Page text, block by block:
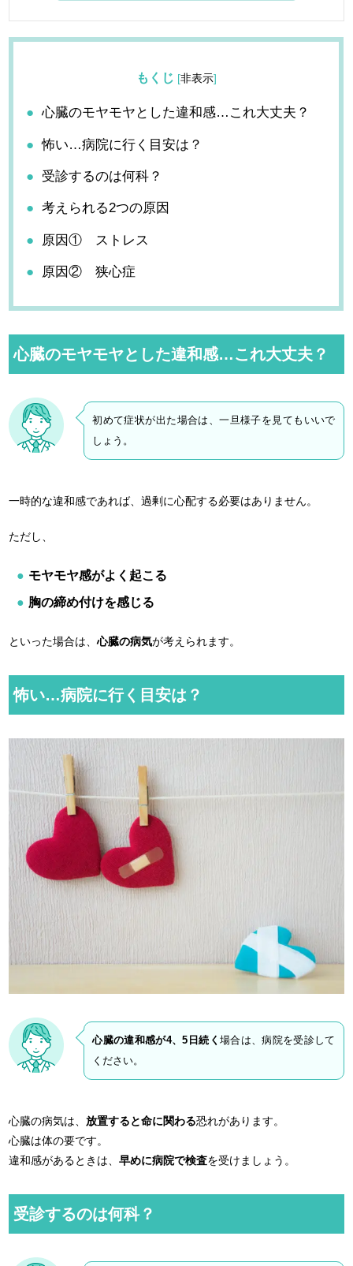
もくじ [非表示]
心臓のモヤモヤとした違和感…これ大丈夫？
怖い…病院に行く目安は？
受診するのは何科？
考えられる2つの原因
原因① ストレス
原因② 狭心症
心臓のモヤモヤとした違和感…これ大丈夫？
初めて症状が出た場合は、一旦様子を見てもいいで
しょう。
一時的な違和感であれば、過剰に心配する必要はありません。
ただし、
モヤモヤ感がよく起こる
胸の締め付けを感じる
といった場合は、心臓の病気が考えられます。
怖い…病院に行く目安は？
心臓の違和感が4、5日続く 場合は、病院を受診して
ください。
心臓の病気は、放置すると命に関わる恐れがあります。
心臓は体の要です。
違和感があるときは、早めに病院で検査を受けましょう。
受診するのは何科？